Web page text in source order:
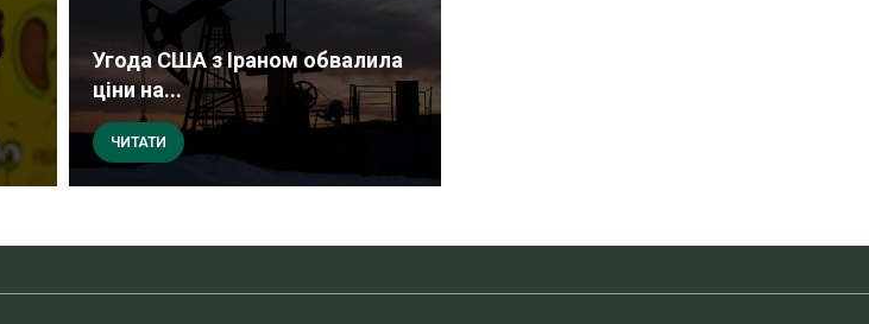
Угода США з Іраном обвалила
ціни на...
ЧИТАТИ